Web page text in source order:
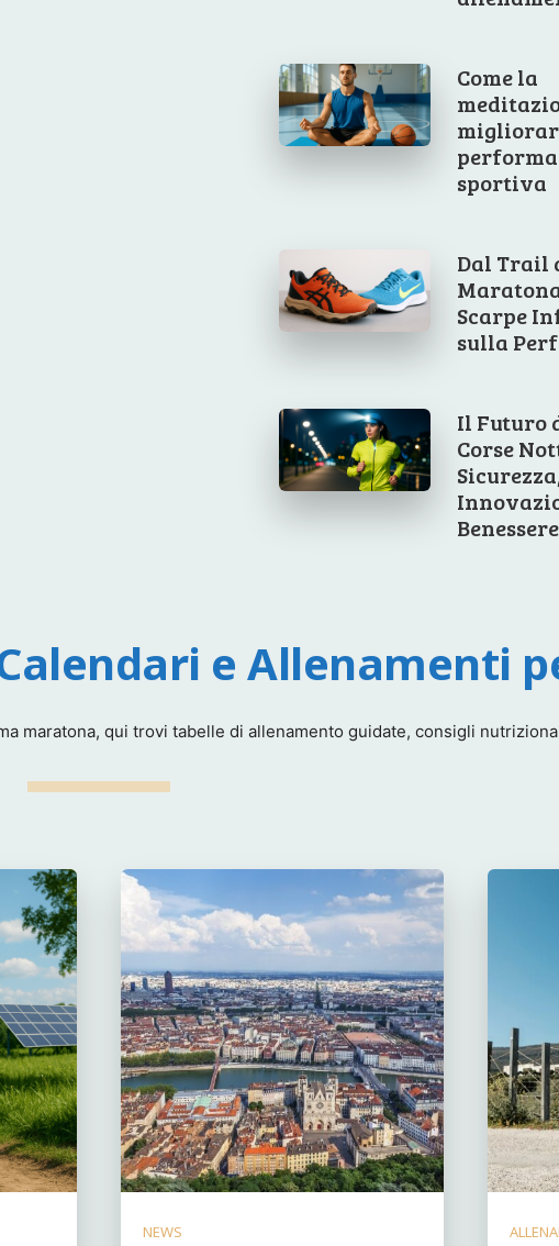
Come la
sportiva
Dal Trail
Scarpe
sulla
Il Futuro
Corse
Benessere
e Allenamenti
maratona, qui trovi tabelle di allenamento guidate, consigli
NEWS